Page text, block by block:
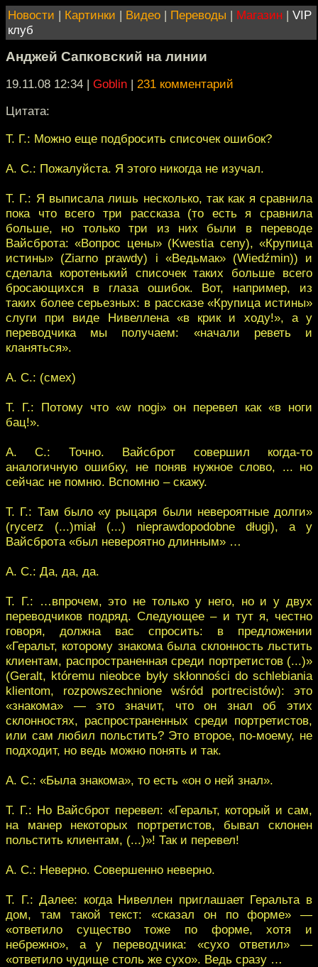
Новости | Картинки | Видео | Переводы | Магазин | VIP
клуб
Анджей Сапковский на линии
19.11.08 12:34 | Goblin | 231 комментарий
Цитата:
Т. Г.: Можно еще подбросить списочек ошибок?
А. С.: Пожалуйста. Я этого никогда не изучал.
Т. Г.: Я выписала лишь несколько, так как я сравнила
пока что всего три рассказа (то есть я сравнила
больше, но только три из них были в переводе
Вайсброта: «Вопрос цены» (Kwestia ceny), «Крупица
истины» (Ziarno prawdy) i «Ведьмак» (Wiedźmin)) и
сделала коротенький списочек таких больше всего
бросающихся в глаза ошибок. Вот, например, из
таких более серьезных: в рассказе «Крупица истины»
слуги при виде Нивеллена «в крик и ходу!», а у
переводчика мы получаем: «начали реветь и
кланяться».
А. С.: (смех)
Т. Г.: Потому что «w nogi» он перевел как «в ноги
бац!».
А. С.: Точно. Вайсброт совершил когда-то
аналогичную ошибку, не поняв нужное слово, ... но
сейчас не помню. Вспомню – скажу.
Т. Г.: Там было «у рыцаря были невероятные долги»
(rycerz (...)miał (...) nieprawdopodobne długi), а у
Вайсброта «был невероятно длинным» …
А. С.: Да, да, да.
Т. Г.: …впрочем, это не только у него, но и у двух
переводчиков подряд. Следующее – и тут я, честно
говоря, должна вас спросить: в предложении
«Геральт, которому знакома была склонность льстить
клиентам, распространенная среди портретистов (...)»
(Geralt, któremu nieobce były skłonności do schlebiania
klientom, rozpowszechnione wśród portrecistów): это
«знакома» — это значит, что он знал об этих
склонностях, распространенных среди портретистов,
или сам любил польстить? Это второе, по-моему, не
подходит, но ведь можно понять и так.
А. С.: «Была знакома», то есть «он о ней знал».
Т. Г.: Но Вайсброт перевел: «Геральт, который и сам,
на манер некоторых портретистов, бывал склонен
польстить клиентам, (...)»! Так и перевел!
А. С.: Неверно. Совершенно неверно.
Т. Г.: Далее: когда Нивеллен приглашает Геральта в
дом, там такой текст: «сказал он по форме» —
«ответило существо тоже по форме, хотя и
небрежно», а у переводчика: «сухо ответил» —
«ответило чудище столь же сухо». Ведь сразу …